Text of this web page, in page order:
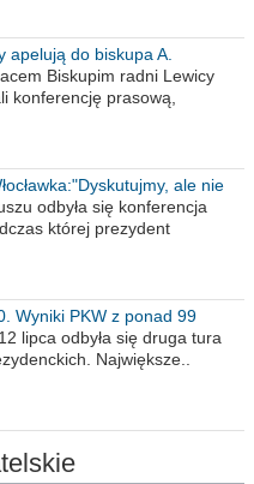
apelują do biskupa A.
Biskupim radni Lewicy
konferencję prasową,
ale nie
odbyła się konferencja
której prezydent
Wyniki PKW z ponad 99
lipca odbyła się druga tura
Największe..